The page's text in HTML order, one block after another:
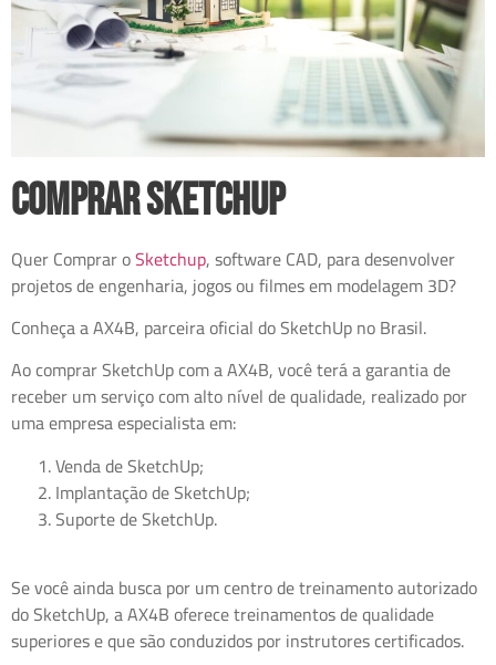
Comprar Sketchup
Quer Comprar oSketchup, software CAD, para desenvolver
projetos de engenharia, jogos ou filmes em modelagem 3D?
Conheça a AX4B, parceira oficial do SketchUp no Brasil.
Ao comprar SketchUp com a AX4B, você terá a garantia de
receber um serviço com alto nível de qualidade, realizado por
uma empresa especialista em:
Venda de SketchUp;
Implantação de SketchUp;
Suporte de SketchUp.
Se você ainda busca por um centro de treinamento autorizado
do SketchUp, a AX4B oferece treinamentos de qualidade
superiores e que são conduzidos por instrutores certificados.